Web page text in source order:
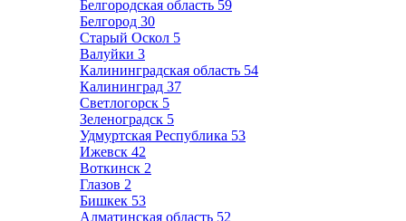
Белгородская область 59
Белгород 30
Старый Оскол 5
Валуйки 3
Калининградская область 54
Калининград 37
Светлогорск 5
Зеленоградск 5
Удмуртская Республика 53
Ижевск 42
Воткинск 2
Глазов 2
Бишкек 53
Алматинская область 52